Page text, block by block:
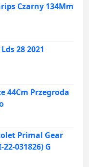
Czarny 134Mm
28 2021
44Cm Przegroda
Primal Gear
031826) G